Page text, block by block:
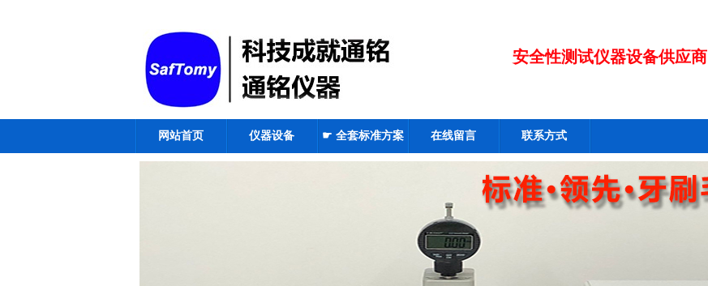
安全性测试仪器设备供应商
网站首页 仪器设备 ☛ 全套标准方案 在线留言 联系方式